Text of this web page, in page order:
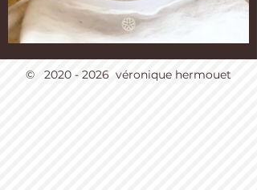
© 2020 - 2026 véronique hermouet